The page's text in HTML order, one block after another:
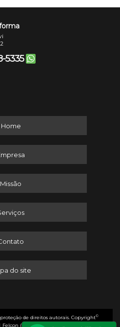
5335
Home
Missão
do site
de direitos autorais. Copyright©
Felcon (Lei 9610 de 19/02/1998)